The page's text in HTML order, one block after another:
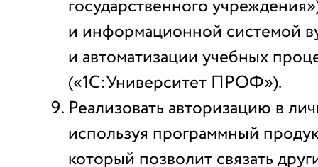
государственного
и информационной системой
и автоматизации учебных
(«1С:Университет ПРОФ»).
Реализовать авторизацию в
используя программный
который позволит связать